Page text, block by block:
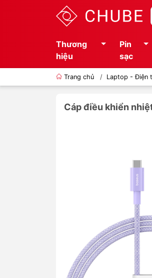
Thương
hiệu
Pin
sạc
Trang chủ / Laptop - Điện
Cáp điều khiển